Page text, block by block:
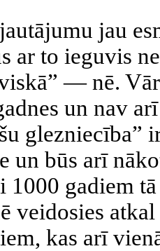
jau
ar to ieguvis
— nē.
un nav
glezniecība”
un būs arī
1000 gadiem
veidosies
kas arī